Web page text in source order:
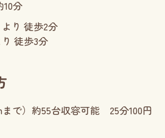
分
より 徒歩2分
り 徒歩3分
で） 約55台収容可能 25分100円